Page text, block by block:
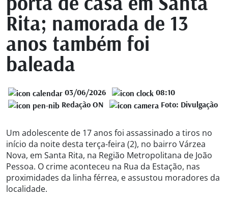
Rita; namorada de 13
anos também foi
baleada
03/06/2026
08:10
Redação ON
Foto: Divulgação
Um adolescente de 17 anos foi assassinado a tiros no
início da noite desta terça-feira (2), no bairro Várzea
Nova, em Santa Rita, na Região Metropolitana de João
Pessoa. O crime aconteceu na Rua da Estação, nas
proximidades da linha férrea, e assustou moradores da
localidade.